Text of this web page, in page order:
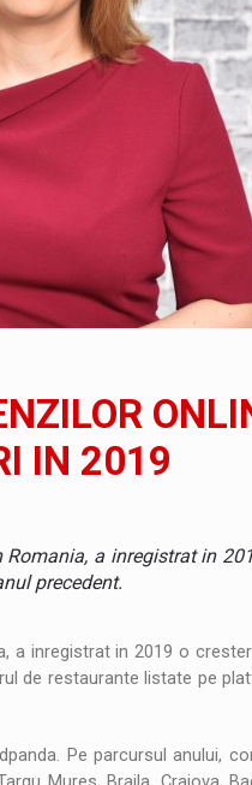
INTERNATIONAL BUSINESS
WHOLESALER IN
RO concept OSCAR – peste
a Pall-Ex, liderul pietei de
RANGE ROVER GT
IN 2019
a inregistrat in
precedent.
inregistrat in 2019 o
de restaurante listate pe
Pe parcursul anului,